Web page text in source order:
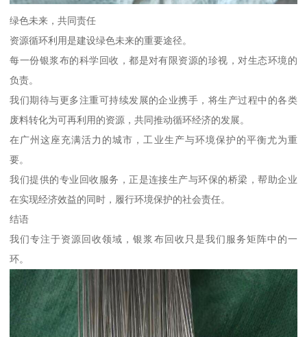
绿色未来，共同责任
资源循环利用是建设绿色未来的重要途径。
每一份银浆布的科学回收，都是对有限资源的珍视，对生态环境的
负责。
我们期待与更多注重可持续发展的企业携手，将生产过程中的各类
废料转化为可再利用的资源，共同推动循环经济的发展。
在广州这座充满活力的城市，工业生产与环境保护的平衡尤为重
要。
我们提供的专业回收服务，正是连接生产与环保的桥梁，帮助企业
在实现经济效益的同时，履行环境保护的社会责任。
结语
我们专注于资源回收领域，银浆布回收只是我们服务矩阵中的一
环。